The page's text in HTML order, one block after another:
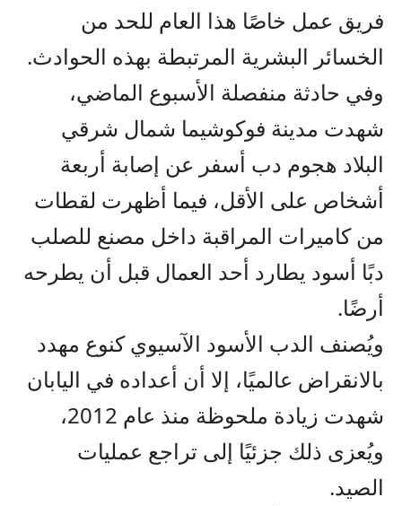
فريق عمل خاصًا هذا العام للحد من
الخسائر البشرية المرتبطة بهذه الحوادث.
وفي حادثة منفصلة الأسبوع الماضي،
شهدت مدينة فوكوشيما شمال شرقي
البلاد هجوم دب أسفر عن إصابة أربعة
أشخاص على الأقل، فيما أظهرت لقطات
من كاميرات المراقبة داخل مصنع للصلب
دبًا أسود يطارد أحد العمال قبل أن يطرحه
أرضًا.
ويُصنف الدب الأسود الآسيوي كنوع مهدد
بالانقراض عالميًا، إلا أن أعداده في اليابان
شهدت زيادة ملحوظة منذ عام 2012،
ويُعزى ذلك جزئيًا إلى تراجع عمليات
الصيد.